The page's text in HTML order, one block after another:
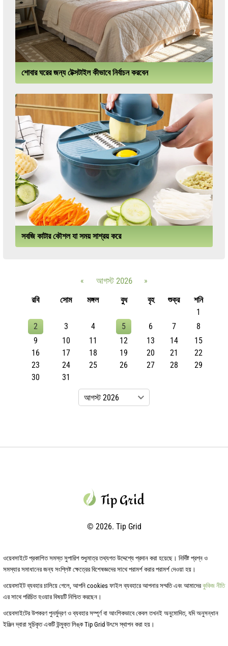
শোবার ঘরের জন্য টেক্সটাইল কীভাবে নির্বাচন করবেন
সবজি কাটার কৌশল যা সময় সাশ্রয় করে
« আগস্ট 2026
»
রবি
সোম মঙ্গল বুধ বৃহ শুক্র
শনি
1
2
3 4 5 6 7
8
9
10 11 12 13 14
15
16
17 18 19 20 21
22
23
24 25 26 27 28
29
30
31
© 2026. Tip Grid
ওয়েবসাইটে প্রকাশিত সমস্ত সুপারিশ শুধুমাত্র তথ্যগত উদ্দেশ্যে প্রদান করা হয়েছে। নির্দিষ্ট প্রশ্ন ও
সমস্যার সমাধানের জন্য সংশ্লিষ্ট ক্ষেত্রের বিশেষজ্ঞদের সাথে পরামর্শ করার পরামর্শ দেওয়া হয়।
ওয়েবসাইট ব্যবহার চালিয়ে গেলে, আপনি cookies ফাইল ব্যবহারে আপনার সম্মতি এবং আমাদের কুকিজ নীতি
এর সাথে পরিচিত হওয়ার বিষয়টি নিশ্চিত করছেন।
ওয়েবসাইটের উপকরণ পুনর্মুদ্রণ ও ব্যবহার সম্পূর্ণ বা আংশিকভাবে কেবল তখনই অনুমোদিত, যদি অনুসন্ধান
ইঞ্জিন দ্বারা সূচিকৃত একটি উন্মুক্ত লিঙ্ক Tip Grid উৎসে স্থাপন করা হয়।